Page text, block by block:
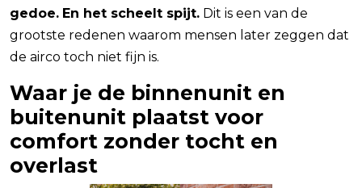
gedoe. En het scheelt spijt. Dit is een van de
grootste redenen waarom mensen later zeggen dat
de airco toch niet fijn is.
Waar je de binnenunit en
buitenunit plaatst voor
comfort zonder tocht en
overlast